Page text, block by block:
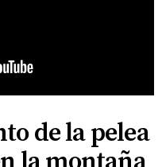
de la pelea